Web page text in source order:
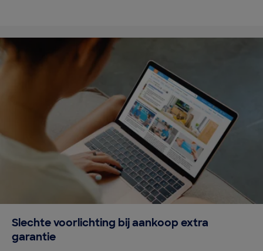
Slechte voorlichting bij aankoop extra
garantie